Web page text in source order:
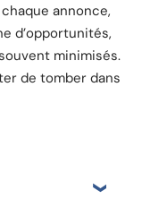
annonce,
d’opportunités,
minimisés.
de tomber dans